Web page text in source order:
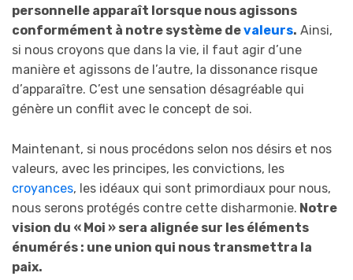
personnelle apparaît lorsque nous agissons
conformément à notre système devaleurs. Ainsi,
si nous croyons que dans la vie, il faut agir d’une
manière et agissons de l’autre, la dissonance risque
d’apparaître. C’est une sensation désagréable qui
génère un conflit avec le concept de soi.
Maintenant, si nous procédons selon nos désirs et nos
valeurs, avec les principes, les convictions, les
croyances, les idéaux qui sont primordiaux pour nous,
nous serons protégés contre cette disharmonie. Notre
vision du « Moi » sera alignée sur les éléments
énumérés : une union qui nous transmettra la
paix.